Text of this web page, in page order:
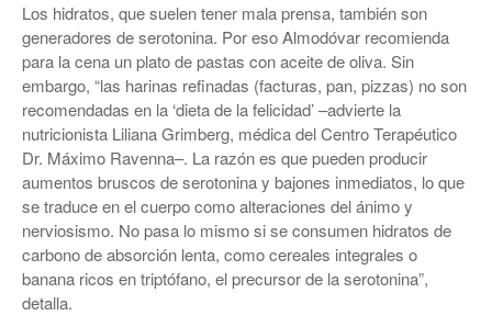
Los hidratos, que suelen tener mala prensa, también son
generadores de serotonina. Por eso Almodóvar recomienda
para la cena un plato de pastas con aceite de oliva. Sin
embargo, “las harinas refinadas (facturas, pan, pizzas) no son
recomendadas en la ‘dieta de la felicidad’ –advierte la
nutricionista Liliana Grimberg, médica del Centro Terapéutico
Dr. Máximo Ravenna–. La razón es que pueden producir
aumentos bruscos de serotonina y bajones inmediatos, lo que
se traduce en el cuerpo como alteraciones del ánimo y
nerviosismo. No pasa lo mismo si se consumen hidratos de
carbono de absorción lenta, como cereales integrales o
banana ricos en triptófano, el precursor de la serotonina”,
detalla.